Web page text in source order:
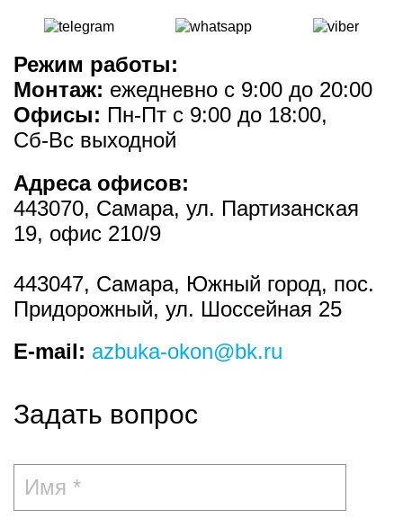
Режим работы:
Монтаж: ежедневно с 9:00 до 20:00
Офисы: Пн-Пт с 9:00 до 18:00,
Сб-Вс выходной
Адреса офисов:
443070, Самара, ул. Партизанская
19, офис 210/9
443047, Самара, Южный город, пос.
Придорожный, ул. Шоссейная 25
E-mail: azbuka-okon@bk.ru
Задать вопрос